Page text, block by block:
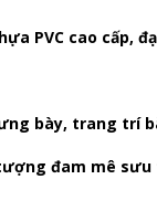
PVC cao cấp,
bày, trang trí
đam mê